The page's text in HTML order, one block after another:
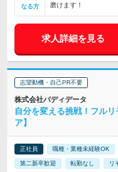
なる方
磨けます！
求人詳細を見る
志望動機・自己PR不要
株式会社バディデータ
自分を変える挑戦！フル
ア】
正社員 職種・業種未経験OK
第二新卒歓迎 転勤なし リ